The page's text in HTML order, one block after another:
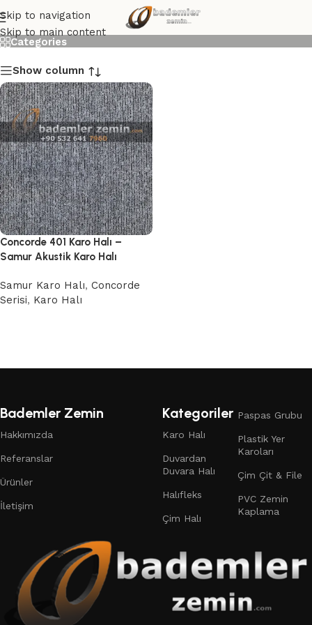
Skip to navigation
Skip to main content
Concorde 401 Karo Halı
Categories
Show column
Concorde 401 Karo Halı –
Samur Akustik Karo Halı
Samur Karo Halı, Concorde
Serisi, Karo Halı
Bademler Zemin
Hakkımızda
Referanslar
Ürünler
İletişim
Kategoriler
Karo Halı
Duvardan
Duvara Halı
Halıfleks
Çim Halı
Paspas Grubu
Plastik Yer
Karoları
Çim Çit & File
PVC Zemin
Kaplama